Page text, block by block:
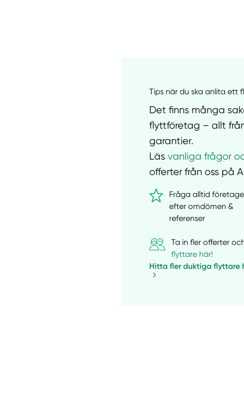
Tips när du ska anlita ett
Det finns många
flyttföretag – allt
garantier.
Läs vanliga frågor
offerter från oss på
Fråga alltid
efter omdömen &
referenser
Ta in fler offerter
flyttare här!
Hitta fler duktiga flyttare